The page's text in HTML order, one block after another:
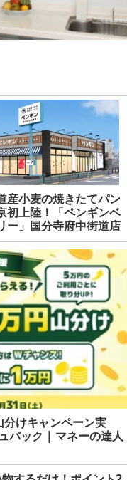
産小麦の焼きたてパン
初上陸！「ペンギンベ
ー」国分寺府中街道店
ープン | マネーの達
分けキャンペーン実
バック | マネーの達人